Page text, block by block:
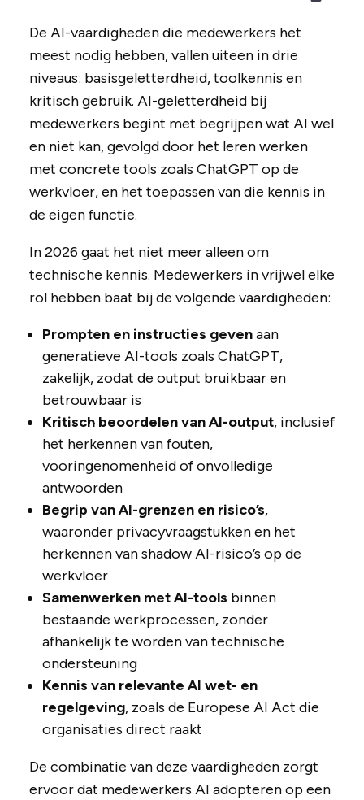
De AI-vaardigheden die medewerkers het
meest nodig hebben, vallen uiteen in drie
niveaus: basisgeletterdheid, toolkennis en
kritisch gebruik. AI-geletterdheid bij
medewerkers begint met begrijpen wat AI wel
en niet kan, gevolgd door het leren werken
met concrete tools zoals ChatGPT op de
werkvloer, en het toepassen van die kennis in
de eigen functie.
In 2026 gaat het niet meer alleen om
technische kennis. Medewerkers in vrijwel elke
rol hebben baat bij de volgende vaardigheden:
Prompten en instructies gevenaan
generatieve AI-tools zoals ChatGPT,
zakelijk, zodat de output bruikbaar en
betrouwbaar is
Kritisch beoordelen van AI-output, inclusief
het herkennen van fouten,
vooringenomenheid of onvolledige
antwoorden
Begrip van AI-grenzen en risico’s,
waaronder privacyvraagstukken en het
herkennen van shadow AI-risico’s op de
werkvloer
Samenwerken met AI-tools binnen
bestaande werkprocessen, zonder
afhankelijk te worden van technische
ondersteuning
Kennis van relevante AI wet- en
regelgeving, zoals de Europese AI Act die
organisaties direct raakt
De combinatie van deze vaardigheden zorgt
ervoor dat medewerkers AI adopteren op een